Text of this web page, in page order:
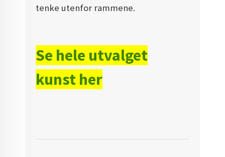
tenke utenfor rammene.
Se hele utvalget
kunst her